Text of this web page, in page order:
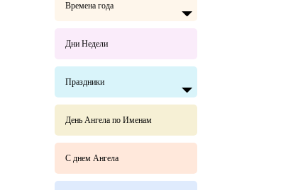
Времена года
Дни Недели
Праздники
День Ангела по Именам
С днем Ангела